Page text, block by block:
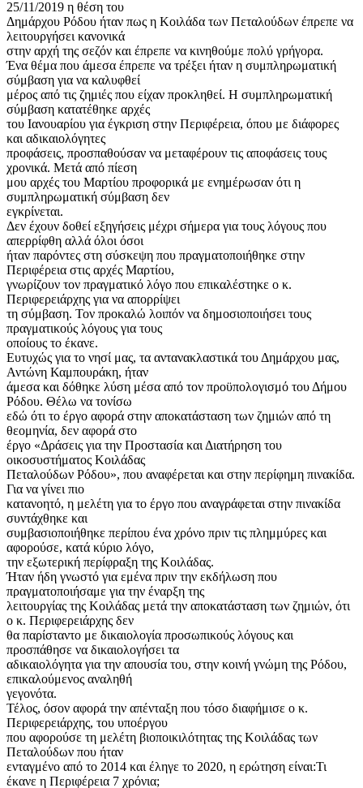
25/11/2019 η θέση του
Δημάρχου Ρόδου ήταν πως η Κοιλάδα των Πεταλούδων έπρεπε να
λειτουργήσει κανονικά
στην αρχή της σεζόν και έπρεπε να κινηθούμε πολύ γρήγορα.
Ένα θέμα που άμεσα έπρεπε να τρέξει ήταν η συμπληρωματική
σύμβαση για να καλυφθεί
μέρος από τις ζημιές που είχαν προκληθεί. Η συμπληρωματική
σύμβαση κατατέθηκε αρχές
του Ιανουαρίου για έγκριση στην Περιφέρεια, όπου με διάφορες
και αδικαιολόγητες
προφάσεις, προσπαθούσαν να μεταφέρουν τις αποφάσεις τους
χρονικά. Μετά από πίεση
μου αρχές του Μαρτίου προφορικά με ενημέρωσαν ότι η
συμπληρωματική σύμβαση δεν
εγκρίνεται.
Δεν έχουν δοθεί εξηγήσεις μέχρι σήμερα για τους λόγους που
απερρίφθη αλλά όλοι όσοι
ήταν παρόντες στη σύσκεψη που πραγματοποιήθηκε στην
Περιφέρεια στις αρχές Μαρτίου,
γνωρίζουν τον πραγματικό λόγο που επικαλέστηκε ο κ.
Περιφερειάρχης για να απορρίψει
τη σύμβαση. Τον προκαλώ λοιπόν να δημοσιοποιήσει τους
πραγματικούς λόγους για τους
οποίους το έκανε.
Ευτυχώς για το νησί μας, τα αντανακλαστικά του Δημάρχου μας,
Αντώνη Καμπουράκη, ήταν
άμεσα και δόθηκε λύση μέσα από τον προϋπολογισμό του Δήμου
Ρόδου. Θέλω να τονίσω
εδώ ότι το έργο αφορά στην αποκατάσταση των ζημιών από τη
θεομηνία, δεν αφορά στο
έργο «Δράσεις για την Προστασία και Διατήρηση του
οικοσυστήματος Κοιλάδας
Πεταλούδων Ρόδου», που αναφέρεται και στην περίφημη πινακίδα.
Για να γίνει πιο
κατανοητό, η μελέτη για το έργο που αναγράφεται στην πινακίδα
συντάχθηκε και
συμβασιοποιήθηκε περίπου ένα χρόνο πριν τις πλημμύρες και
αφορούσε, κατά κύριο λόγο,
την εξωτερική περίφραξη της Κοιλάδας.
Ήταν ήδη γνωστό για εμένα πριν την εκδήλωση που
πραγματοποιήσαμε για την έναρξη της
λειτουργίας της Κοιλάδας μετά την αποκατάσταση των ζημιών, ότι
ο κ. Περιφερειάρχης δεν
θα παρίσταντο με δικαιολογία προσωπικούς λόγους και
προσπάθησε να δικαιολογήσει τα
αδικαιολόγητα για την απουσία του, στην κοινή γνώμη της Ρόδου,
επικαλούμενος αναληθή
γεγονότα.
Τέλος, όσον αφορά την απένταξη που τόσο διαφήμισε ο κ.
Περιφερειάρχης, του υποέργου
που αφορούσε τη μελέτη βιοποικιλότητας της Κοιλάδας των
Πεταλούδων που ήταν
ενταγμένο από το 2014 και έληγε το 2020, η ερώτηση είναι:Τι
έκανε η Περιφέρεια 7 χρόνια;